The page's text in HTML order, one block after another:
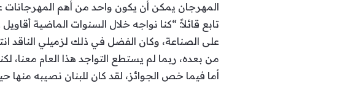
المهرجان يمكن أن يكون واحد من أهم المهرجانات
تابع قائلاً: “كنا نواجه خلال السنوات الماضية
على الصناعة، وكان الفضل في ذلك لزميلي الناقد
من بعده، ربما لم يستطع التواجد هذا العام معنا،
أما فيما خص الجوائز، لقد كان للبنان نصيبه منها